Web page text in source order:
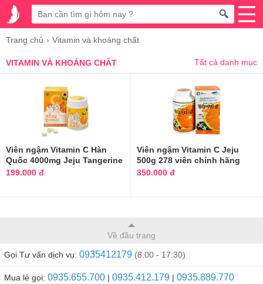
Trang chủ Vitamin và khoáng chất
VITAMIN VÀ KHOÁNG CHẤT Tất cả danh mục
Viên ngậm Vitamin C Hàn
Quốc 4000mg Jeju Tangerine
120g
199.000 đ
Viên ngậm Vitamin C Jeju
500g 278 viên chính hãng
Hàn Quốc
350.000 đ
Về đầu trang
Gọi Tư vấn dịch vụ: 0935412179 (8:00 - 17:30)
Mua lẻ gọi: 0935.655.700 | 0935.412.179 | 0935.889.770